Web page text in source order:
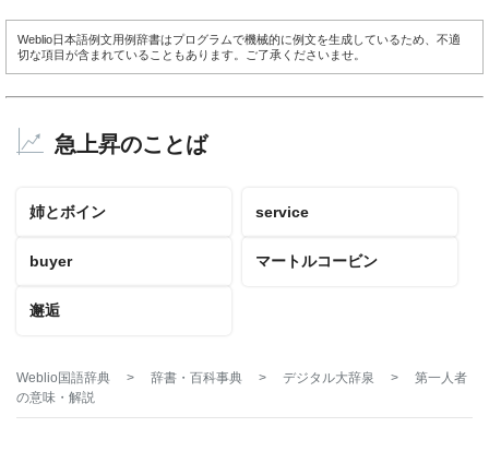
Weblio日本語例文用例辞書はプログラムで機械的に例文を生成しているため、不適
切な項目が含まれていることもあります。ご了承くださいませ。
急上昇のことば
姉とボイン service
buyer マートルコービン
邂逅
Weblio国語辞典 > 辞書・百科事典 > デジタル大辞泉 >
第一人者
の意味・解説